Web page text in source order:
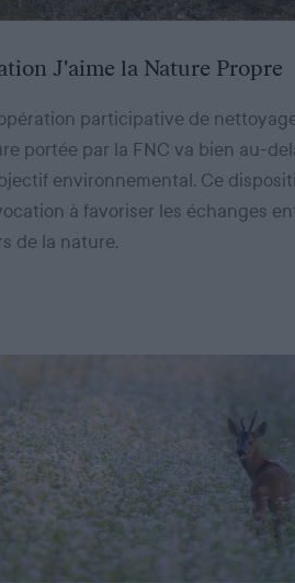
J'aime la Nature Propre
participative de
portée par la FNC va bien au-
environnemental. Ce
à favoriser les échanges
de la nature.